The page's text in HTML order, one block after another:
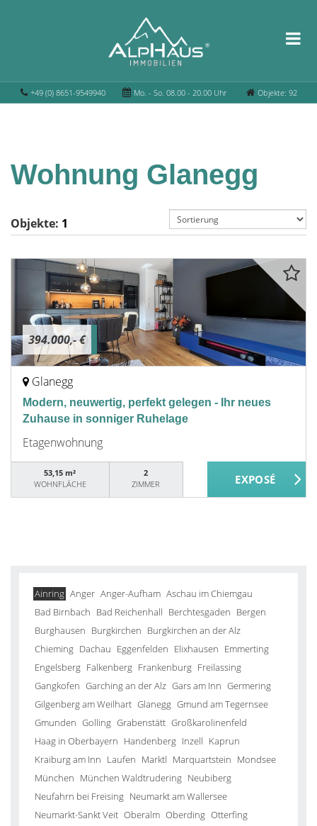
+49 (0) 8651-9549940 Mo. - So. 08.00 - 20.00 Uhr Objekte: 92
Wohnung Glanegg
Objekte: 1
394.000,- €
Glanegg
Modern, neuwertig, perfekt gelegen - Ihr neues
Zuhause in sonniger Ruhelage
Etagenwohnung
53,15 m²
WOHNFLÄCHE
2
ZIMMER
Ainring Anger Anger-Aufham Aschau im Chiemgau
Bad Birnbach Bad Reichenhall Berchtesgaden Bergen
Burghausen Burgkirchen Burgkirchen an der Alz
Chieming Dachau Eggenfelden Elixhausen Emmerting
Engelsberg Falkenberg Frankenburg Freilassing
Gangkofen Garching an der Alz Gars am Inn Germering
Gilgenberg am Weilhart Glanegg Gmund am Tegernsee
Gmunden Golling Grabenstätt Großkarolinenfeld
Haag in Oberbayern Handenberg Inzell Kaprun
Kraiburg am Inn Laufen Marktl Marquartstein Mondsee
München München Waldtrudering Neubiberg
Neufahrn bei Freising Neumarkt am Wallersee
Neumarkt-Sankt Veit Oberalm Oberding Otterfing